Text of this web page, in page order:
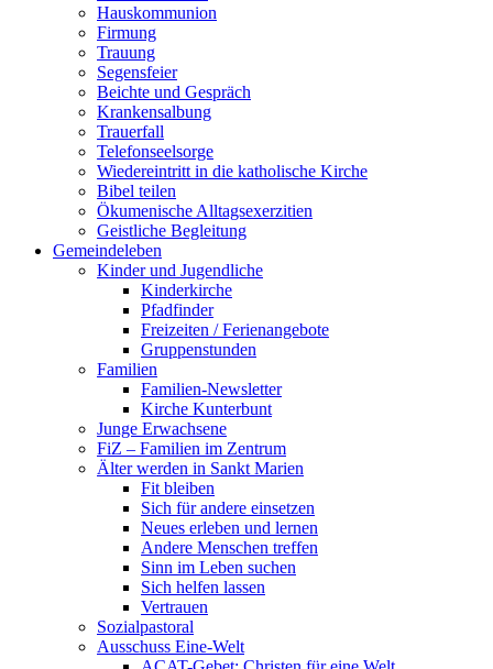
Hauskommunion
Firmung
Trauung
Segensfeier
Beichte und Gespräch
Krankensalbung
Trauerfall
Telefonseelsorge
Wiedereintritt in die katholische Kirche
Bibel teilen
Ökumenische Alltagsexerzitien
Geistliche Begleitung
Gemeindeleben
Kinder und Jugendliche
Kinderkirche
Pfadfinder
Freizeiten / Ferienangebote
Gruppenstunden
Familien
Familien-Newsletter
Kirche Kunterbunt
Junge Erwachsene
FiZ – Familien im Zentrum
Älter werden in Sankt Marien
Fit bleiben
Sich für andere einsetzen
Neues erleben und lernen
Andere Menschen treffen
Sinn im Leben suchen
Sich helfen lassen
Vertrauen
Sozialpastoral
Ausschuss Eine-Welt